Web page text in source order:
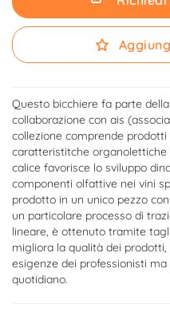
Questo bicchiere fa parte
collaborazione con ais
collezione comprende
caratteristitche organolettiche
calice favorisce lo sviluppo
componenti olfattive nei vini
prodotto in un unico pezzo
un particolare processo di
lineare, è ottenuto tramite
migliora la qualità dei
esigenze dei professionisti
quotidiano.